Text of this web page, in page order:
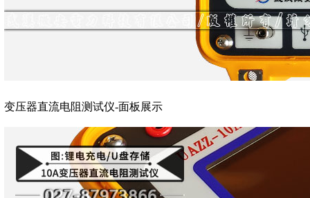
变压器直流电阻测试仪-面板展示